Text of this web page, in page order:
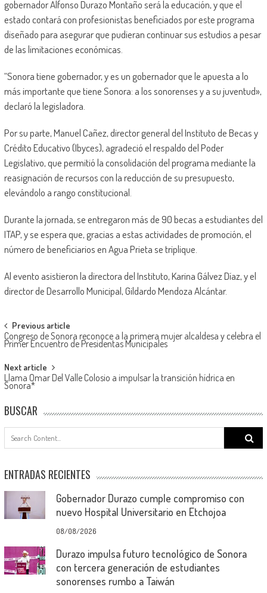
gobernador Alfonso Durazo Montaño será la educación, y que el
estado contará con profesionistas beneficiados por este programa
diseñado para asegurar que pudieran continuar sus estudios a pesar
de las limitaciones económicas.
“Sonora tiene gobernador, y es un gobernador que le apuesta a lo
más importante que tiene Sonora: a los sonorenses y a su juventud»,
declaró la legisladora.
Por su parte, Manuel Cañez, director general del Instituto de Becas y
Crédito Educativo (Ibyces), agradeció el respaldo del Poder
Legislativo, que permitió la consolidación del programa mediante la
reasignación de recursos con la reducción de su presupuesto,
elevándolo a rango constitucional.
Durante la jornada, se entregaron más de 90 becas a estudiantes del
ITAP, y se espera que, gracias a estas actividades de promoción, el
número de beneficiarios en Agua Prieta se triplique.
Al evento asistieron la directora del Instituto, Karina Gálvez Díaz, y el
director de Desarrollo Municipal, Gildardo Mendoza Alcántar.
Post
navigation
Previous article
Congreso de Sonora reconoce a la primera mujer alcaldesa y celebra el
Primer Encuentro de Presidentas Municipales
Next article
Llama Omar Del Valle Colosio a impulsar la transición hídrica en
Sonora*
BUSCAR
Search
for:
ENTRADAS RECIENTES
Gobernador Durazo cumple compromiso con
nuevo Hospital Universitario en Etchojoa
08/08/2026
Durazo impulsa futuro tecnológico de Sonora
con tercera generación de estudiantes
sonorenses rumbo a Taiwán